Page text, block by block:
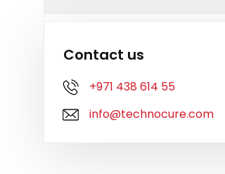
Contact us
+971 438 614 55
info@technocure.com